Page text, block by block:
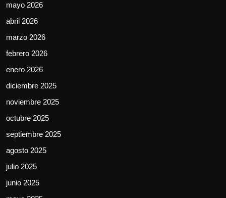
mayo 2026
abril 2026
marzo 2026
febrero 2026
enero 2026
diciembre 2025
noviembre 2025
octubre 2025
septiembre 2025
agosto 2025
julio 2025
junio 2025